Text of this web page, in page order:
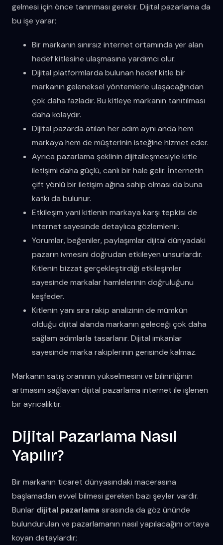
gelmesi için önce tanınması gerekir. Dijital pazarlama da
bu işe yarar;
Bir markanın sınırsız internet ortamında yer alan
hedef kitlesine ulaşmasına yardımcı olur.
Dijital platformlarda bulunan hedef kitle bir
markanın geleneksel yöntemlerle ulaşacağından
çok daha fazladır. Bu kitleye markanın tanıtılması
daha kolaydır.
Dijital pazarda atılan her adım aynı anda hem
markaya hem de müşterinin isteğine hizmet eder.
Ayrıca pazarlama şeklinin dijitalleşmesiyle kitle
iletişimi daha güçlü, canlı bir hale gelir. İnternetin
çift yönlü bir iletişim ağına sahip olması da buna
katkı da bulunur.
Etkileşim yani kitlenin markaya karşı tepkisi de
internet sayesinde detaylıca gözlemlenir.
Yorumlar, beğeniler, paylaşımlar dijital dünyadaki
pazarın ivmesini doğrudan etkileyen unsurlardır.
Kitlenin bizzat gerçekleştirdiği etkileşimler
sayesinde markalar hamlelerinin doğruluğunu
keşfeder.
Kitlenin yanı sıra rakip analizinin de mümkün
olduğu dijital alanda markanın geleceği çok daha
sağlam adımlarla tasarlanır. Dijital imkanlar
sayesinde marka rakiplerinin gerisinde kalmaz.
Markanın satış oranının yükselmesini ve bilinirliğinin
artmasını sağlayan dijital pazarlama internet ile işlenen
bir ayrıcalıktır.
Dijital Pazarlama Nasıl
Yapılır?
Bir markanın ticaret dünyasındaki macerasına
başlamadan evvel bilmesi gereken bazı şeyler vardır.
Bunlar dijital pazarlama sırasında da göz ününde
bulundurulan ve pazarlamanın nasıl yapılacağını ortaya
koyan detaylardır;